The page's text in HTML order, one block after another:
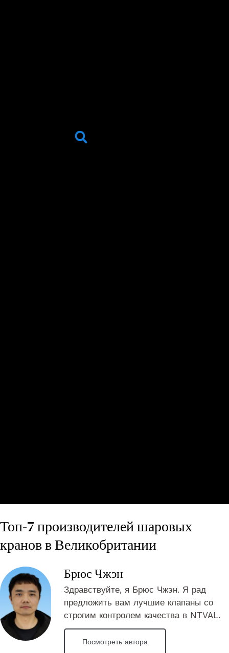
Топ-7 производителей шаровых
кранов в Великобритании
Брюс Чжэн
Здравствуйте, я Брюс Чжэн. Я рад
предложить вам лучшие клапаны со
строгим контролем качества в NTVAL.
Посмотреть автора